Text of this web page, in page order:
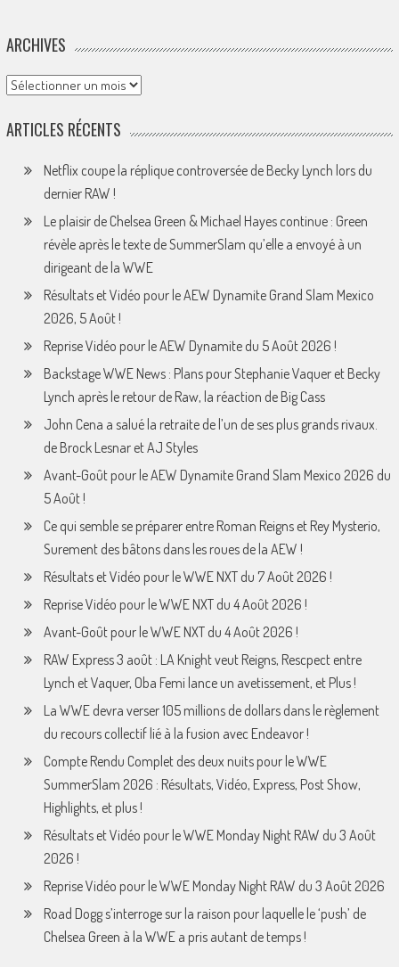
ARCHIVES
Archives
ARTICLES RÉCENTS
Netflix coupe la réplique controversée de Becky Lynch lors du
dernier RAW !
Le plaisir de Chelsea Green & Michael Hayes continue : Green
révèle après le texte de SummerSlam qu’elle a envoyé à un
dirigeant de la WWE
Résultats et Vidéo pour le AEW Dynamite Grand Slam Mexico
2026, 5 Août !
Reprise Vidéo pour le AEW Dynamite du 5 Août 2026 !
Backstage WWE News : Plans pour Stephanie Vaquer et Becky
Lynch après le retour de Raw, la réaction de Big Cass
John Cena a salué la retraite de l’un de ses plus grands rivaux.
de Brock Lesnar et AJ Styles
Avant-Goût pour le AEW Dynamite Grand Slam Mexico 2026 du
5 Août !
Ce qui semble se préparer entre Roman Reigns et Rey Mysterio,
Surement des bâtons dans les roues de la AEW !
Résultats et Vidéo pour le WWE NXT du 7 Août 2026 !
Reprise Vidéo pour le WWE NXT du 4 Août 2026 !
Avant-Goût pour le WWE NXT du 4 Août 2026 !
RAW Express 3 août : LA Knight veut Reigns, Rescpect entre
Lynch et Vaquer, Oba Femi lance un avetissement, et Plus !
La WWE devra verser 105 millions de dollars dans le règlement
du recours collectif lié à la fusion avec Endeavor !
Compte Rendu Complet des deux nuits pour le WWE
SummerSlam 2026 : Résultats, Vidéo, Express, Post Show,
Highlights, et plus !
Résultats et Vidéo pour le WWE Monday Night RAW du 3 Août
2026 !
Reprise Vidéo pour le WWE Monday Night RAW du 3 Août 2026
Road Dogg s’interroge sur la raison pour laquelle le ‘push’ de
Chelsea Green à la WWE a pris autant de temps !